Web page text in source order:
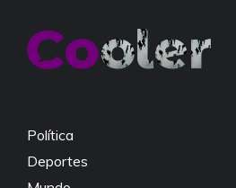
Política
Deportes